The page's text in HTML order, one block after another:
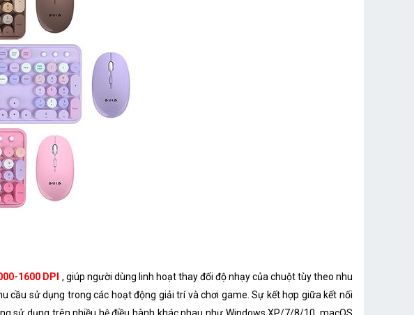
1600 DPI , giúp người dùng linh hoạt thay đổi độ nhạy của chuột tùy theo nhu
cầu sử dụng trong các hoạt động giải trí và chơi game. Sự kết hợp giữa kết nối